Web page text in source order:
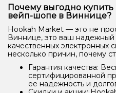
Почему выгодно
вейп-шопе в Виннице?
Hookah Market — это не
Виннице, это ваш
качественных электронных
несколько причин, почему
Гарантия качества:
сертифицированной
ее надежность и